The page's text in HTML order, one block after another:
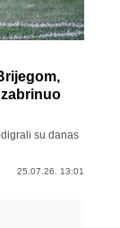
su danas
25.07.26. 13:01